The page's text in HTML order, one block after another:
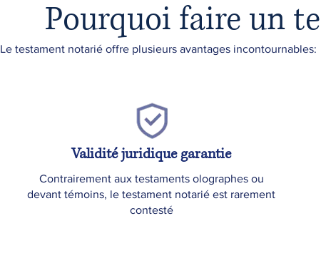
Pourquoi faire un
Le testament notarié offre plusieurs avantages incontournables:
Validité juridique garantie
Contrairement aux testaments olographes ou
devant témoins, le testament notarié est rarement
contesté